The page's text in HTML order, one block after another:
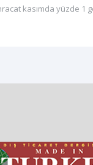
kasımda yüzde 1